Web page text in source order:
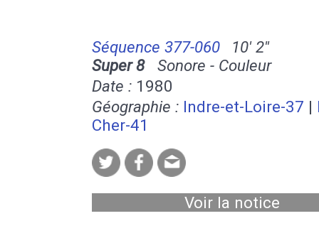
Séquence 377-060
10' 2''
Super 8Sonore - Couleur
Date : 1980
Géographie : Indre-et-Loire-37 |
Cher-41
Voir la notice